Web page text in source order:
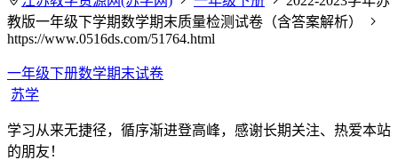
教版一年级下学期数学期末质量检测试卷（含答案解析）
https://www.0516ds.com/51764.html
一年级下册数学期末试卷
苏学
学习从来无捷径，循序渐进登高峰，感谢长期关注、热爱本站
的朋友！